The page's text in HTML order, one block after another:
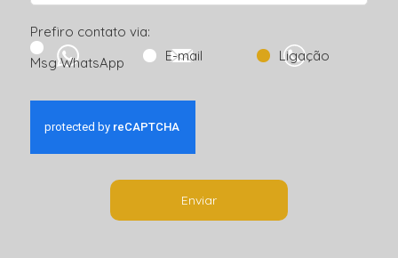
Prefiro contato via:
Msg WhatsApp
E-mail Ligação
Enviar